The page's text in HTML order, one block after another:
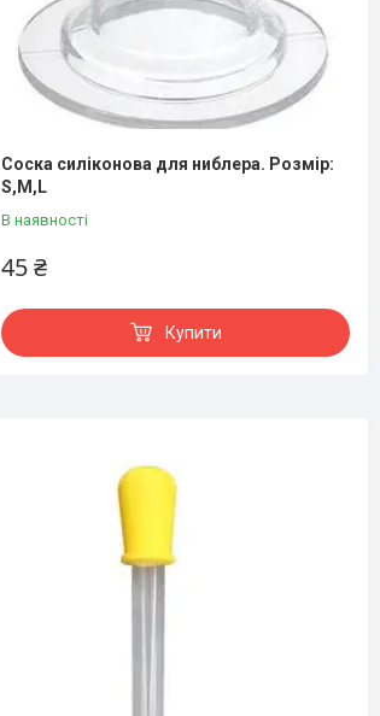
Соска силіконова для ниблера. Розмір:
S,M,L
В наявності
45 ₴
Купити